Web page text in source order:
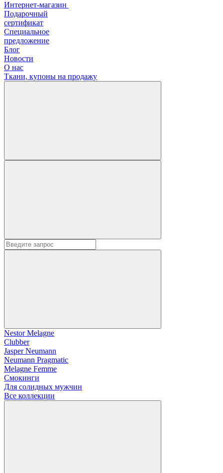
Интернет-магазин
Подарочный
сертификат
Специальное
предложение
Блог
Новости
О нас
Ткани, купоны на продажу
Nestor Melagne
Clubber
Jasper Neumann
Neumann Pragmatic
Melagne Femme
Смокинги
Для солидных мужчин
Все коллекции